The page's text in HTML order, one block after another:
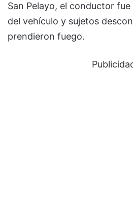
San Pelayo, el conductor
del vehículo y sujetos
prendieron fuego.